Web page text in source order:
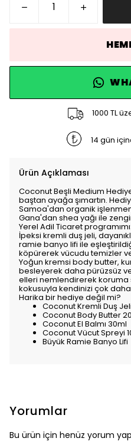
1000 TL
14 gün
Ürün Açıklaması
Coconut Beşli Medium
baştan ayağa şımartın.
Samoa'dan organik
Gana'dan shea yağı ile
Yerel Adil Ticaret
İpeksi kremli duş jeli,
ramie banyo lifi ile
köpürerek vücudu temizler
Yoğun kremsi body butter,
besleyerek daha pürüzsüz
elleri nemlendirerek koruma
kokusuyla kendinizi çok
Harika bir hediye değil mi?
Coconut Kremli Duş
Coconut Body Butter
Coconut El Balmı 30ml
Coconut Vücut Spreyi
Büyük Ramie Banyo Lifi
Yorumlar
Bu ürün için henüz yorum